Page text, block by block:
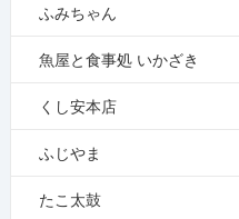
ふみちゃん
魚屋と食事処 いかざき
くし安本店
ふじやま
たこ太鼓